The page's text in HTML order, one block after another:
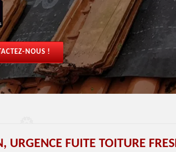
NOUS !
URGENCE FUITE TOITURE